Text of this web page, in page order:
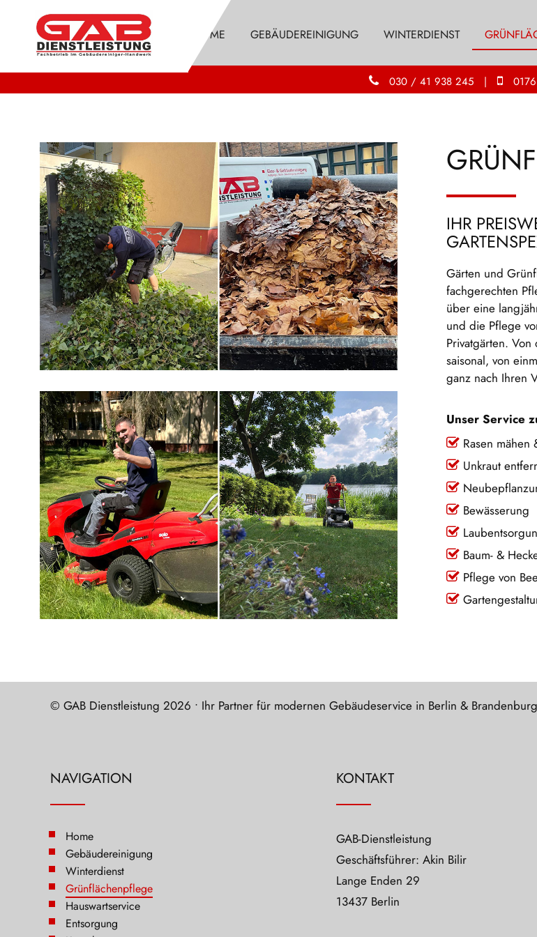
HOME GEBÄUDEREINIGUNG WINTERDIENST
030 / 41 938 245 |
IHR
Gärten und
fachgerechten
über eine
und die Pflege
Privatgärten.
saisonal, von
ganz nach Ihren
Unser Service
Rasen mähen
Unkraut
Bewässerung
Baum- &
Pflege von
© GAB Dienstleistung 2026 • Ihr Partner für modernen Gebäudeservice in Berlin & Brandenburg
NAVIGATION
Home
Gebäudereinigung
Winterdienst
Grünflächenpflege
Hauswartservice
Entsorgung
KONTAKT
GAB-Dienstleistung
Geschäftsführer: Akin Bilir
Lange Enden 29
13437 Berlin